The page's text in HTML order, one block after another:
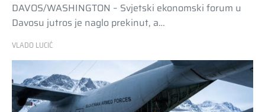
DAVOS/WASHINGTON – Svjetski ekonomski forum u
Davosu jutros je naglo prekinut, a…
VLADO LUCIĆ